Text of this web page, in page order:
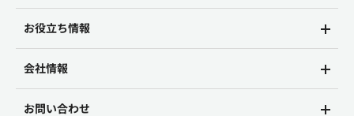
お役立ち情報
会社情報
お問い合わせ